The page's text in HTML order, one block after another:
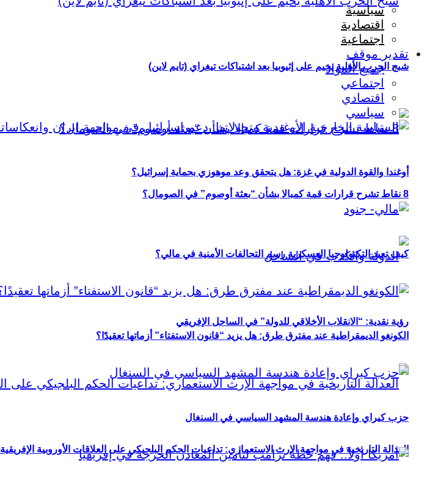
شبح الحرب الأهلية يخيم على إثيوبيا بعد اشتباكات تيغراي (تايم لاين)
8 نقاط تشرح قرارات قمة كمبالا بشأن “بعثة أوصوم” في الصومال؟
رؤية نقدية: “الانقلاب الأخلاقي للدولة” في الساحل الإفريقي
العدالة التاريخية في مواجهة الإرث الاستعماري: تداعيات الحكم البلجيكي على العلاقات الأوروبية الإفريقية
سياسية
اقتصادية
اجتماعية
تقدير موقف
جميع المواد
اجتماعي
اقتصادي
سياسي
أوغندا والقوة الدولية في غزة: هل يتحقق وعد موهوزي بحماية إسرائيل؟
كيف تعيد التكنولوجيا العسكرية رسم التحالفات الأمنية في مالي؟
الكونغو الديمقراطية عند مفترق طرق: هل يزيد “قانون الاستفتاء” أزماتها تعقيدًا؟
حزب كيراي وإعادة هندسة المشهد السياسي في السنغال